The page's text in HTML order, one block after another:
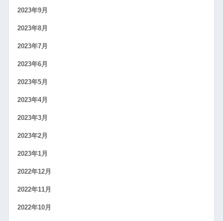
2023年9月
2023年8月
2023年7月
2023年6月
2023年5月
2023年4月
2023年3月
2023年2月
2023年1月
2022年12月
2022年11月
2022年10月